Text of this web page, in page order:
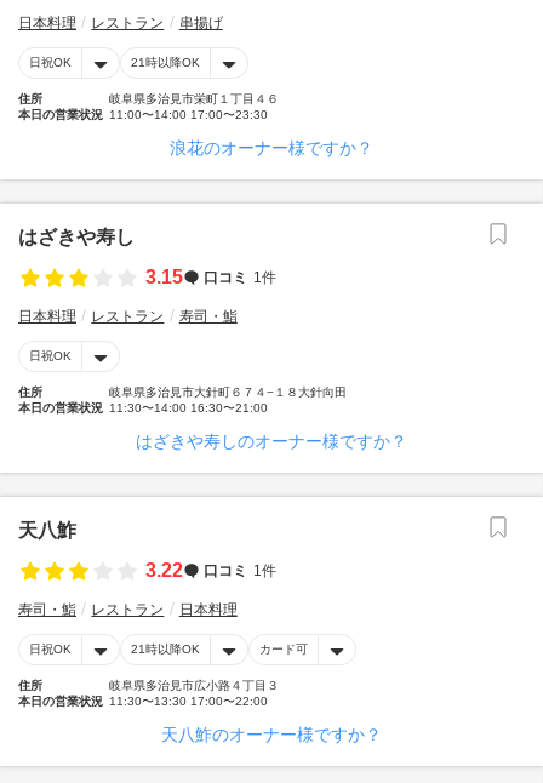
日本料理 レストラン 串揚げ
日祝OK 21時以降OK
住所
岐阜県多治見市栄町１丁目４６
本日の営業状況 11:00〜14:00 17:00〜23:30
浪花のオーナー様ですか？
はざきや寿し
3.15
口コミ 1件
日本料理 レストラン 寿司・鮨
日祝OK
住所
岐阜県多治見市大針町６７４−１８大針向田
本日の営業状況 11:30〜14:00 16:30〜21:00
はざきや寿しのオーナー様ですか？
天八鮓
3.22
口コミ 1件
寿司・鮨 レストラン 日本料理
日祝OK 21時以降OK カード可
住所
岐阜県多治見市広小路４丁目３
本日の営業状況 11:30〜13:30 17:00〜22:00
天八鮓のオーナー様ですか？